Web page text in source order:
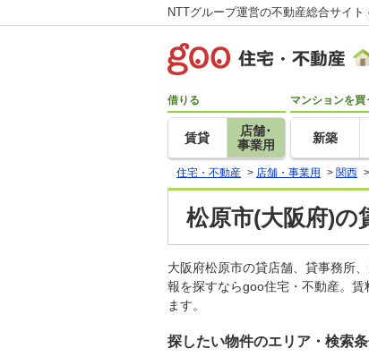
NTTグループ運営の不動産総合サイト
借りる
賃貸
店舗･
事業用
マンションを買
新築
住宅・不動産 > 店舗・事業用 > 関西 >
松原市(大阪府)の
大阪府松原市の貸店舗、貸事務所
報を探すならgoo住宅・不動産。
ます。
探したい物件のエリア・検索